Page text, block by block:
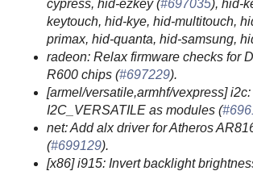
cypress, hid-ezkey (#697035), hid-
keytouch, hid-kye, hid-multitouch,
primax, hid-quanta, hid-samsung,
radeon: Relax firmware checks for
R600 chips (#697229).
[armel/versatile,armhf/vexpress]
I2C_VERSATILE as modules (
net: Add alx driver for Atheros
(#699129).
[x86] i915: Invert backlight